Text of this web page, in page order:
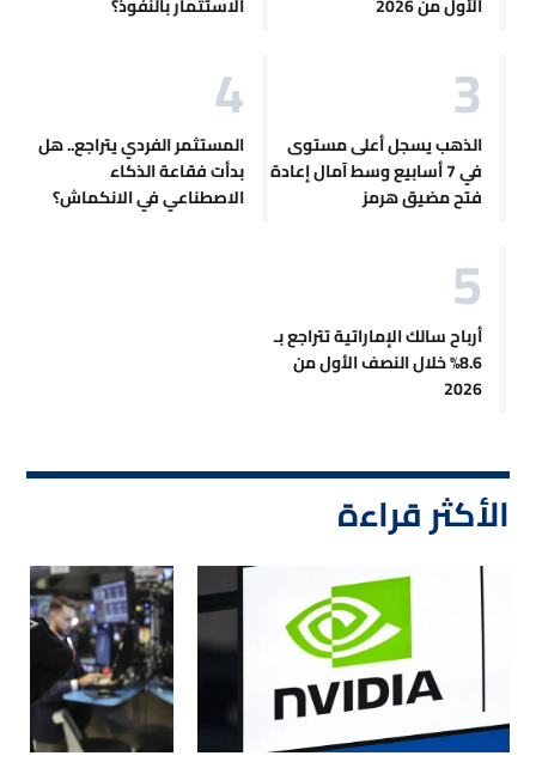
الذهب يسجل أعلى مستوى
في 7 أسابيع وسط آمال إعادة
فتح مضيق هرمز
المستثمر الفردي يتراجع.. هل
بدأت فقاعة الذكاء
الاصطناعي في الانكماش؟
أرباح سالك الإماراتية تتراجع بـ
8.6% خلال النصف الأول من
2026
الأكثر قراءة